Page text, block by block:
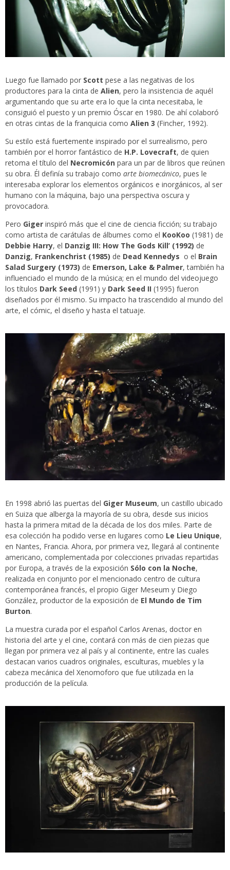
Luego fue llamado por Scott pese a las negativas de los
productores para la cinta de Alien, pero la insistencia de aquél
argumentando que su arte era lo que la cinta necesitaba, le
consiguió el puesto y un premio Óscar en 1980. De ahí colaboró
en otras cintas de la franquicia como Alien 3 (Fincher, 1992).
Su estilo está fuertemente inspirado por el surrealismo, pero
también por el horror fantástico de H.P. Lovecraft, de quien
retoma el título del Necromicón para un par de libros que reúnen
su obra. Él definía su trabajo como arte biomecánico, pues le
interesaba explorar los elementos orgánicos e inorgánicos, al ser
humano con la máquina, bajo una perspectiva oscura y
provocadora.
Pero Giger inspiró más que el cine de ciencia ficción; su trabajo
como artista de carátulas de álbumes como el KooKoo (1981) de
Debbie Harry, el Danzig III: How The Gods Kill’ (1992) de
Danzig, Frankenchrist (1985) de Dead Kennedys o el Brain
Salad Surgery (1973) de Emerson, Lake & Palmer, también ha
influenciado el mundo de la música; en el mundo del videojuego
los títulos Dark Seed (1991) y Dark Seed II (1995) fueron
diseñados por él mismo. Su impacto ha trascendido al mundo del
arte, el cómic, el diseño y hasta el tatuaje.
En 1998 abrió las puertas del Giger Museum, un castillo ubicado
en Suiza que alberga la mayoría de su obra, desde sus inicios
hasta la primera mitad de la década de los dos miles. Parte de
esa colección ha podido verse en lugares como Le Lieu Unique,
en Nantes, Francia. Ahora, por primera vez, llegará al continente
americano, complementada por colecciones privadas repartidas
por Europa, a través de la exposición Sólo con la Noche,
realizada en conjunto por el mencionado centro de cultura
contemporánea francés, el propio Giger Meseum y Diego
González, productor de la exposición de El Mundo de Tim
Burton.
La muestra curada por el español Carlos Arenas, doctor en
historia del arte y el cine, contará con más de cien piezas que
llegan por primera vez al país y al continente, entre las cuales
destacan varios cuadros originales, esculturas, muebles y la
cabeza mecánica del Xenomoforo que fue utilizada en la
producción de la película.